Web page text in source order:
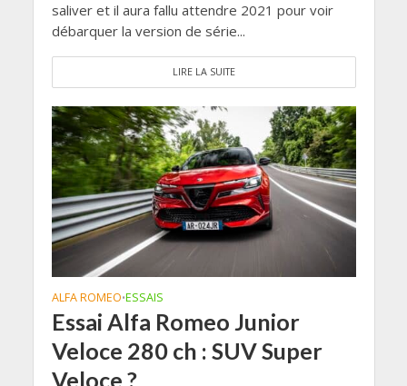
saliver et il aura fallu attendre 2021 pour voir
débarquer la version de série...
LIRE LA SUITE
ALFA ROMEO•ESSAIS
Essai Alfa Romeo Junior
Veloce 280 ch : SUV Super
Veloce ?